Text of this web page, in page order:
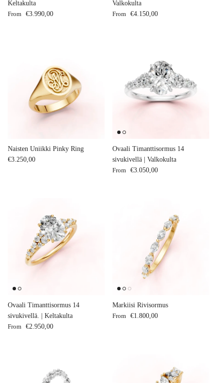
Keltakulta
Regular price
From €3.990,00
Valkokulta
Regular price
From €4.150,00
Naisten Uniikki Pinky Ring
Regular price
€3.250,00
Ovaali Timanttisormus 14
sivukivellä | Valkokulta
Regular price
From €3.050,00
Ovaali Timanttisormus 14
sivukivellä. | Keltakulta
Regular price
From €2.950,00
Markiisi Rivisormus
Regular price
From €1.800,00